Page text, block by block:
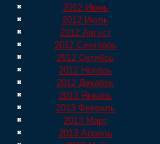
2012 Июнь
2012 Июль
2012 Август
2012 Сентябрь
2012 Октябрь
2012 Ноябрь
2012 Декабрь
2013 Январь
2013 Февраль
2013 Март
2013 Апрель